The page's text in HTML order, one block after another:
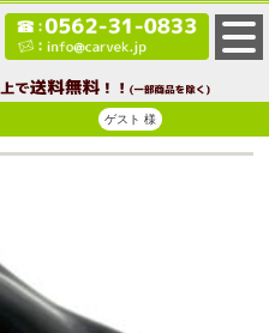
ゲスト 様